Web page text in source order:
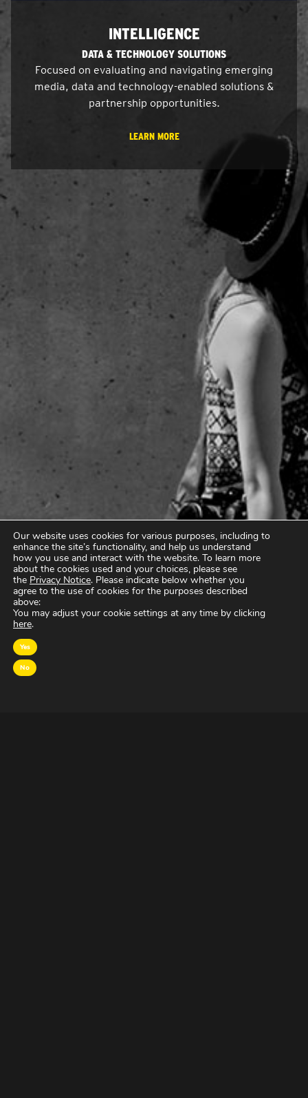
INTELLIGENCE
DATA & TECHNOLOGY SOLUTIONS
Focused on evaluating and navigating emerging
media, data and technology-enabled solutions &
partnership opportunities.
LEARN MORE
Our website uses cookies for various purposes, including to
enhance the site’s functionality, and help us understand
how you use and interact with the website. To learn more
about the cookies used and your choices, please see
the Privacy Notice. Please indicate below whether you
agree to the use of cookies for the purposes described
above:
You may adjust your cookie settings at any time by clicking
here.
Yes
No